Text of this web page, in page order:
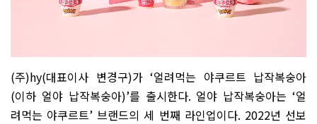
(주)hy(대표이사 변경구)가 ‘얼려먹는 야쿠르트 납작복숭아
(이하 얼야 납작복숭아)’를 출시한다. 얼야 납작복숭아는‘얼
려먹는 야쿠르트’브랜드의 세 번째 라인업이다. 2022년 선보